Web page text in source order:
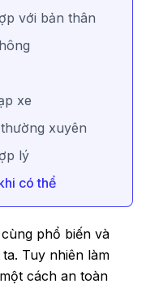
với bản thân
xe
xuyên
lý
có thể
phổ biến và
Tuy nhiên làm
cách an toàn